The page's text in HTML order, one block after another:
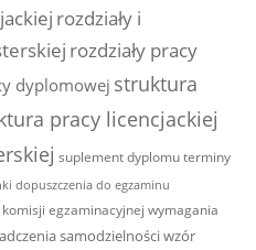
rozdziały i
rozdziały pracy
dyplomowej struktura
pracy licencjackiej
suplement dyplomu terminy
dopuszczenia do egzaminu
egzaminacyjnej wymagania
samodzielnościwzór